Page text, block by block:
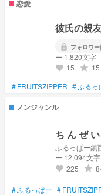
恋愛
彼氏の親
lock フォロワ
ー 1,820文字
favorite 15 grade 15
#FRUITSZIPPER #ふるっ
ノンジャンル
ち ん ぜ
ふるっぱー鎮
ー 12,094文字
favorite 225 grade
#ふるっぱー #